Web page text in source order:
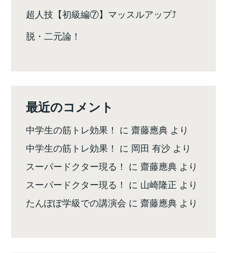
超人技【初級編⑦】マッスルアップ⤴️
脱・二元論！
最近のコメント
中学生の筋トレ効果！ に齋藤應典 より
中学生の筋トレ効果！ に 岡田 有沙 より
スーパードクター現る！ に齋藤應典 より
スーパードクター現る！ に 山崎隆正 より
たんぽぽ学級での講演会 に齋藤應典 より